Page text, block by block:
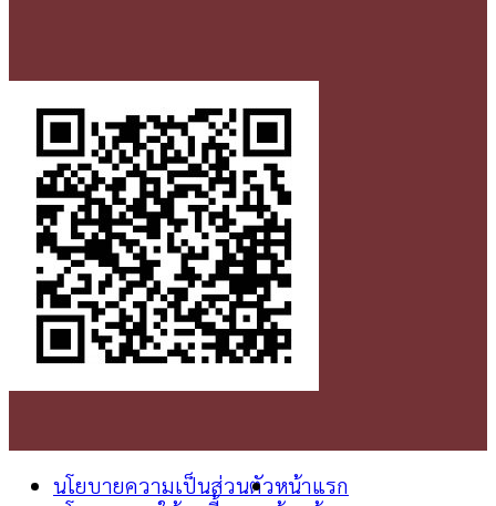
นโยบายความเป็นส่วนตัวหน้าแรก